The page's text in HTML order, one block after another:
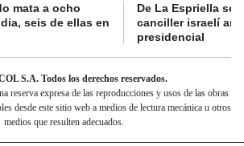
mata a ocho
seis de ellas en
De La Espriella se
canciller israelí
presidencial
S.A. Todos los derechos reservados.
reserva expresa de las reproducciones y usos de las obras
desde este sitio web a medios de lectura mecánica u otros
medios que resulten adecuados.